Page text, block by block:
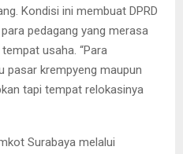
Kondisi ini membuat DPRD
pedagang yang merasa
usaha. “Para
pasar krempyeng maupun
tapi tempat relokasinya
Surabaya melalui